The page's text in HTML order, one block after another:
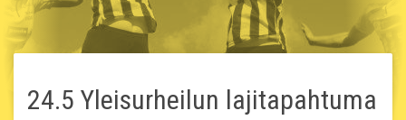
24.5 Yleisurheilun lajitapahtuma